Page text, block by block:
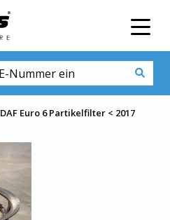
DAF Euro 6 Partikelfilter < 2017